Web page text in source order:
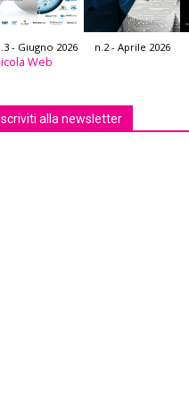
- Giugno 2026 n.2 - Aprile 2026
Web
alla newsletter